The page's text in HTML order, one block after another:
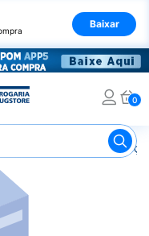
Baixar
0
para Alergias e